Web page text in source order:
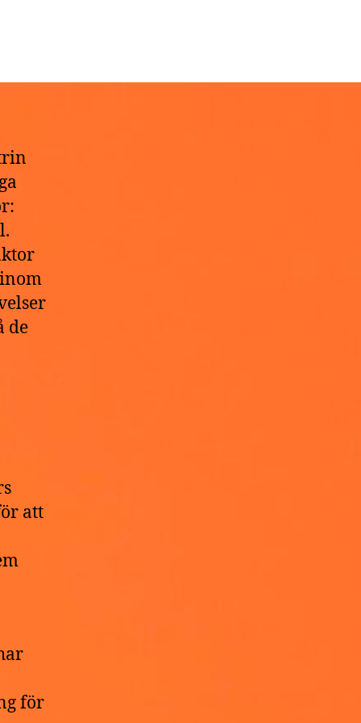
de
att
för